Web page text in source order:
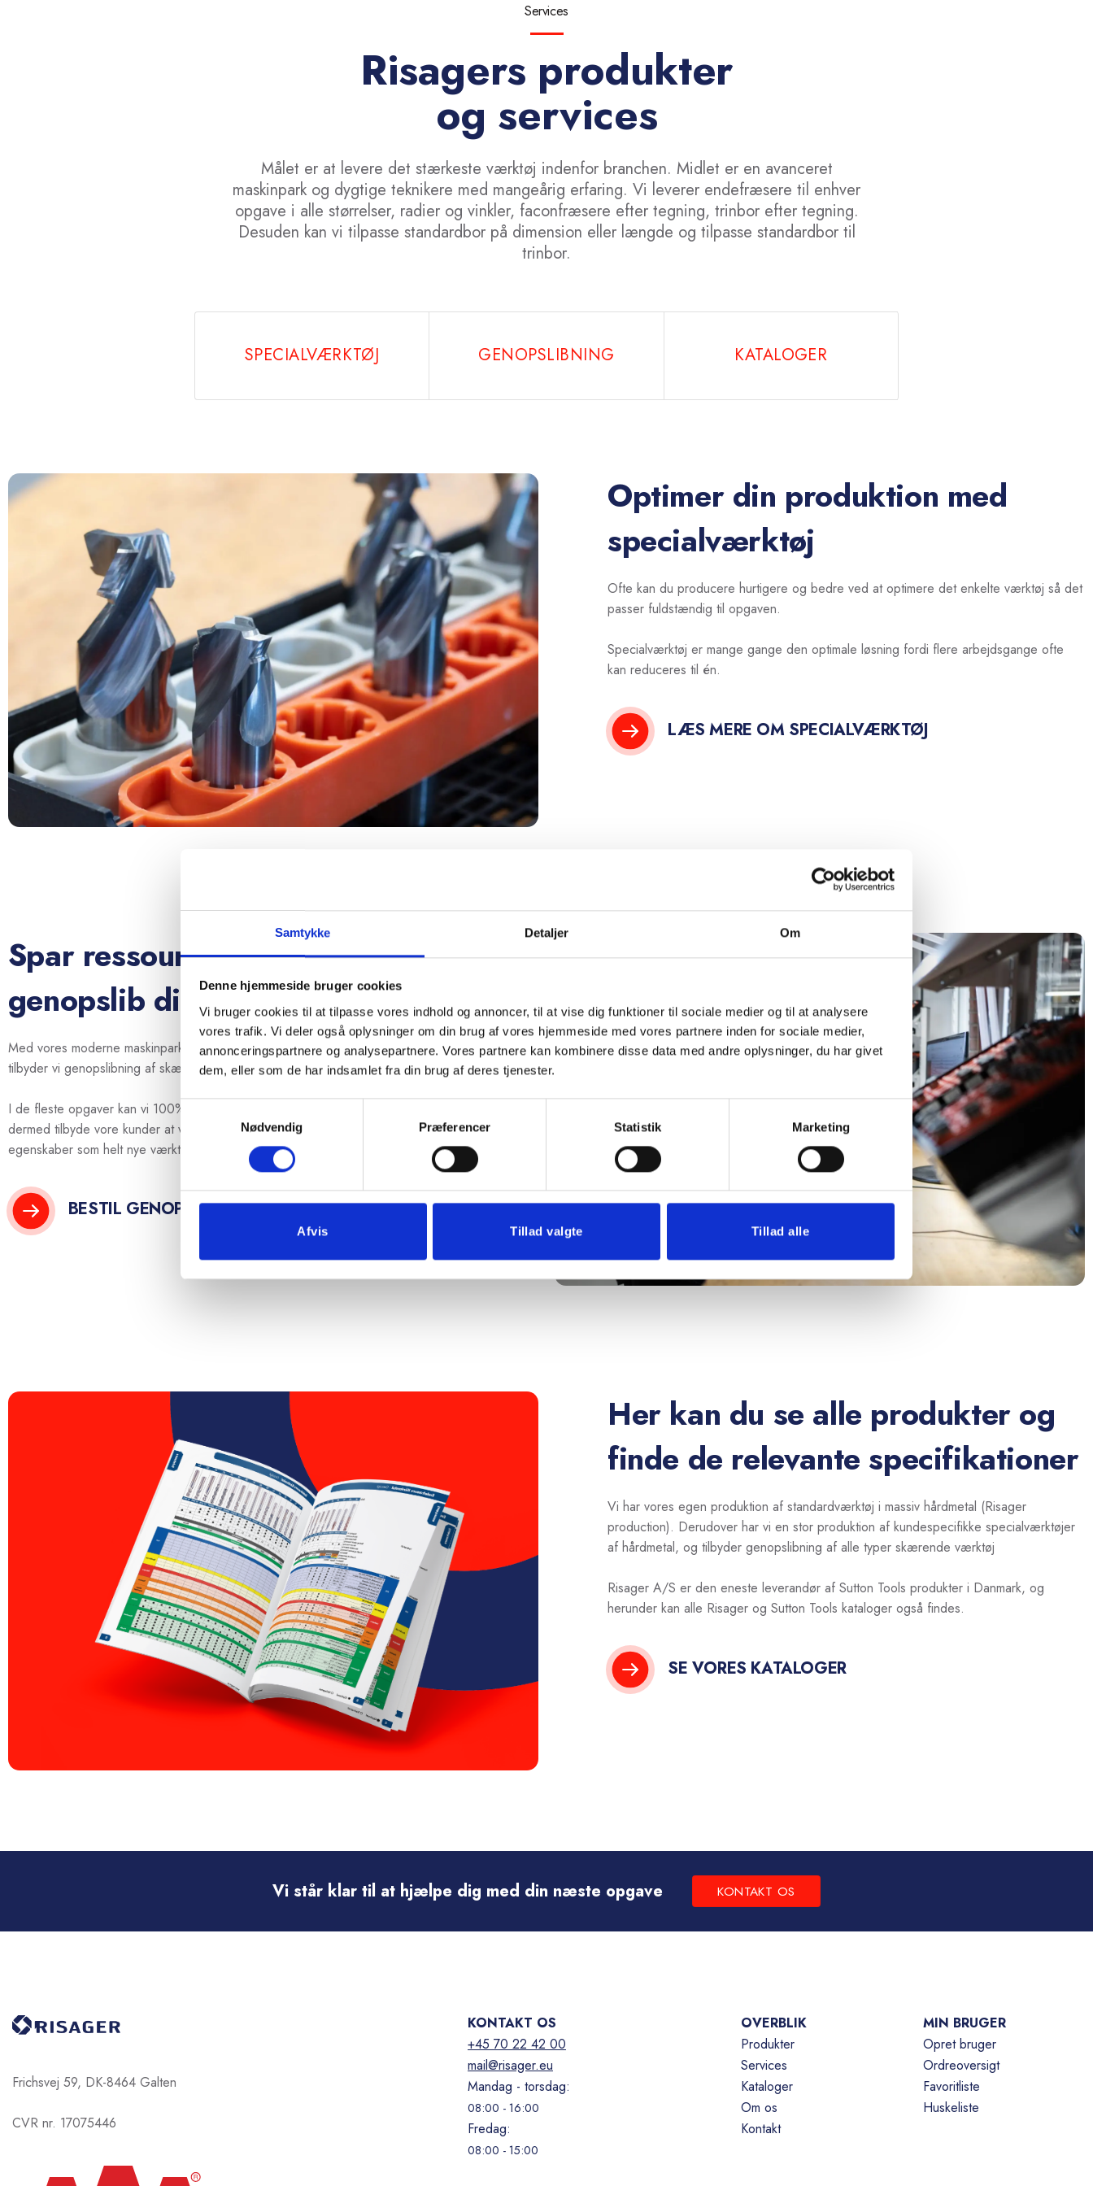
Samtykke Detaljer Om
Denne hjemmeside bruger cookies
Vi bruger cookies til at tilpasse vores indhold og annoncer, til at vise dig funktioner til sociale medier og til at analysere
vores trafik. Vi deler også oplysninger om din brug af vores hjemmeside med vores partnere inden for sociale medier,
annonceringspartnere og analysepartnere. Vores partnere kan kombinere disse data med andre oplysninger, du har givet
dem, eller som de har indsamlet fra din brug af deres tjenester.
Samtykkevalg
Nødvendig
Præferencer Statistik Marketing
Afvis Tillad valgte Tillad alle
Services
Risagers produkter
og services
Målet er at levere det stærkeste værktøj indenfor branchen. Midlet er en avanceret
maskinpark og dygtige teknikere med mangeårig erfaring. Vi leverer endefræsere til enhver
opgave i alle størrelser, radier og vinkler, faconfræsere efter tegning, trinbor efter tegning.
Desuden kan vi tilpasse standardbor på dimension eller længde og tilpasse standardbor til
trinbor.
SPECIALVÆRKTØJ GENOPSLIBNING KATALOGER
Optimer din produktion med
specialværktøj
Ofte kan du producere hurtigere og bedre ved at optimere det enkelte værktøj så det
passer fuldstændig til opgaven.
Specialværktøj er mange gange den optimale løsning fordi flere arbejdsgange ofte
kan reduceres til én.
LÆS MERE OM SPECIALVÆRKTØJ
Spar ressourcer og
genopslib dine værktøjer
Med vores moderne maskinpark, og vore dygtige medarbejderes store ekspertise,
tilbyder vi genopslibning af skærende værktøj.
I de fleste opgaver kan vi 100% gendanne den oprindelige skæregeometri og
dermed tilbyde vore kunder at værktøjerne efter genopslibning har de samme
egenskaber som helt nye værktøjer.
BESTIL GENOPSLIBNING
Her kan du se alle produkter og
finde de relevante specifikationer
Vi har vores egen produktion af standardværktøj i massiv hårdmetal (Risager
production). Derudover har vi en stor produktion af kundespecifikke specialværktøjer
af hårdmetal, og tilbyder genopslibning af alle typer skærende værktøj
Risager A/S er den eneste leverandør af Sutton Tools produkter i Danmark, og
herunder kan alle Risager og Sutton Tools kataloger også findes.
SE VORES KATALOGER
Vi står klar til at hjælpe dig med din næste opgave KONTAKT OS
Frichsvej 59, DK-8464 Galten
CVR nr. 17075446
KONTAKT OS
+45 70 22 42 00
mail@risager.eu
Mandag - torsdag:
08:00 - 16:00
Fredag:
08:00 - 15:00
OVERBLIK
Produkter
Services
Kataloger
Om os
Kontakt
MIN BRUGER
Opret bruger
Ordreoversigt
Favoritliste
Huskeliste